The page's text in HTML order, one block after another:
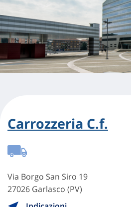
Carrozzeria C.f.
Via Borgo San Siro 19
27026 Garlasco (PV)